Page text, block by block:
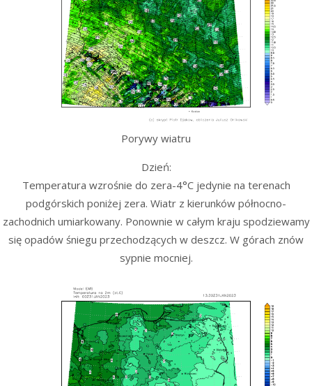
Porywy wiatru
Dzień:
Temperatura wzrośnie do zera-4°C jedynie na terenach
podgórskich poniżej zera. Wiatr z kierunków północno-
zachodnich umiarkowany. Ponownie w całym kraju spodziewamy
się opadów śniegu przechodzących w deszcz. W górach znów
sypnie mocniej.